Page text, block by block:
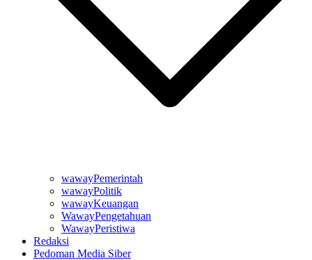
wawayPemerintah
wawayPolitik
wawayKeuangan
WawayPengetahuan
WawayPeristiwa
Redaksi
Pedoman Media Siber